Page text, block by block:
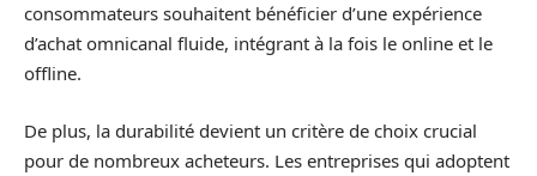
consommateurs souhaitent bénéficier d’une expérience
d’achat omnicanal fluide, intégrant à la fois le online et le
offline.
De plus, la durabilité devient un critère de choix crucial
pour de nombreux acheteurs. Les entreprises qui adoptent